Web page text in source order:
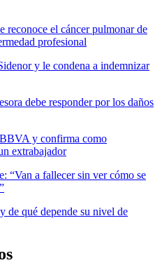
reconoce el cáncer pulmonar de
profesional
y le condena a indemnizar
debe responder por los daños
y confirma como
extrabajador
“Van a fallecer sin ver cómo se
de qué depende su nivel de